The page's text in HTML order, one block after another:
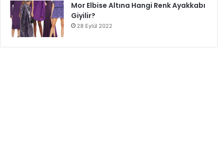
Mor Elbise Altına Hangi Renk Ayakkabı
Giyilir?
28 Eylül 2022